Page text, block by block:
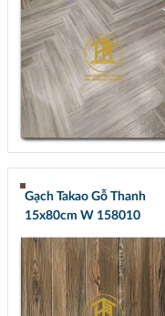
Gạch Takao Gỗ Thanh
15x80cm W 158010